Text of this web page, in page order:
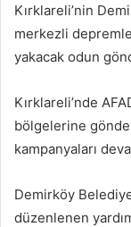
Kırklareli’nin
merkezli
yakacak odun
Kırklareli’nde
bölgelerine
kampanyaları
Demirköy
düzenlenen